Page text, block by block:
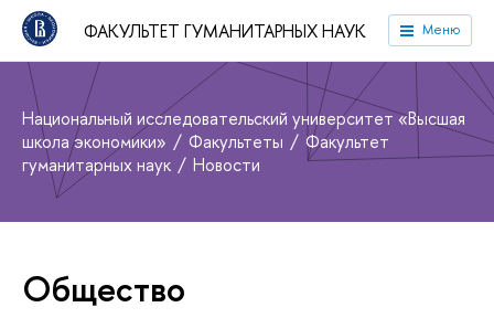
ФАКУЛЬТЕТ ГУМАНИТАРНЫХ НАУК Меню
Национальный исследовательский университет «Высшая
школа экономики»
Факультеты
Факультет
гуманитарных наук
Новости
Общество